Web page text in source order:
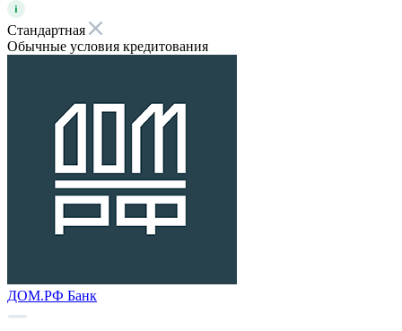
Стандартная
Обычные условия кредитования
ДОМ.РФ Банк